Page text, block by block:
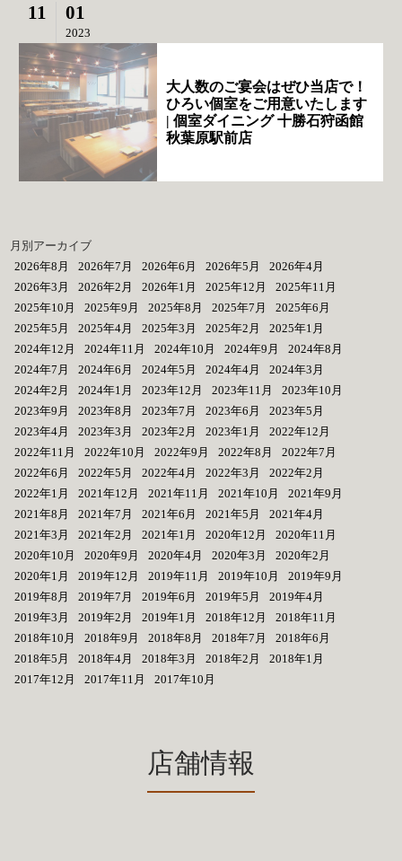
11 01
2023
大人数のご宴会はぜひ当店で！
ひろい個室をご用意いたします
| 個室ダイニング 十勝石狩函館
秋葉原駅前店
月別アーカイブ
2026年8月
2026年7月 2026年6月 2026年5月
2026年4月
2026年3月
2026年2月 2026年1月 2025年12月
2025年11月
2025年10月
2025年9月 2025年8月 2025年7月
2025年6月
2025年5月
2025年4月 2025年3月 2025年2月
2025年1月
2024年12月
2024年11月 2024年10月 2024年9月
2024年8月
2024年7月
2024年6月 2024年5月 2024年4月
2024年3月
2024年2月
2024年1月 2023年12月 2023年11月
2023年10月
2023年9月
2023年8月 2023年7月 2023年6月
2023年5月
2023年4月
2023年3月 2023年2月 2023年1月
2022年12月
2022年11月
2022年10月 2022年9月 2022年8月
2022年7月
2022年6月
2022年5月 2022年4月 2022年3月
2022年2月
2022年1月
2021年12月 2021年11月 2021年10月
2021年9月
2021年8月
2021年7月 2021年6月 2021年5月
2021年4月
2021年3月
2021年2月 2021年1月 2020年12月
2020年11月
2020年10月
2020年9月 2020年4月 2020年3月
2020年2月
2020年1月
2019年12月 2019年11月 2019年10月
2019年9月
2019年8月
2019年7月 2019年6月 2019年5月
2019年4月
2019年3月
2019年2月 2019年1月 2018年12月
2018年11月
2018年10月
2018年9月 2018年8月 2018年7月
2018年6月
2018年5月
2018年4月 2018年3月 2018年2月
2018年1月
2017年12月
2017年11月 2017年10月
店舗情報